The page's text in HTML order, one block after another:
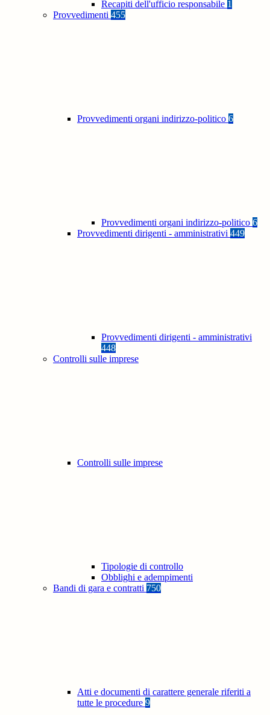
Recapiti dell'ufficio responsabile 1
Provvedimenti 455
Provvedimenti organi indirizzo-politico 6
Provvedimenti organi indirizzo-politico 6
Provvedimenti dirigenti - amministrativi 449
Provvedimenti dirigenti - amministrativi
448
Controlli sulle imprese
Controlli sulle imprese
Tipologie di controllo
Obblighi e adempimenti
Bandi di gara e contratti 750
Atti e documenti di carattere generale riferiti a
tutte le procedure 9